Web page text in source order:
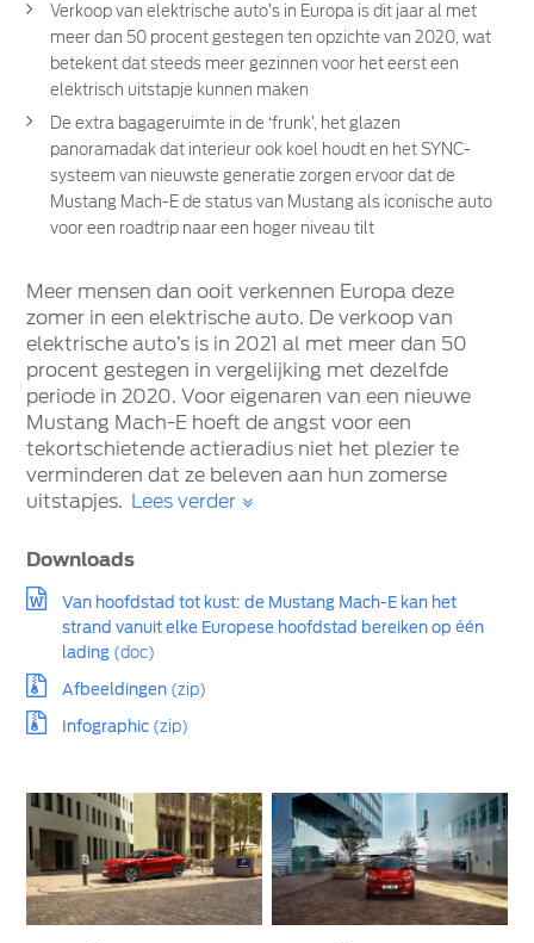
Verkoop van elektrische auto’s in Europa is dit jaar al met
meer dan 50 procent gestegen ten opzichte van 2020, wat
betekent dat steeds meer gezinnen voor het eerst een
elektrisch uitstapje kunnen maken
De extra bagageruimte in de ‘frunk’, het glazen
panoramadak dat interieur ook koel houdt en het SYNC-
systeem van nieuwste generatie zorgen ervoor dat de
Mustang Mach-E de status van Mustang als iconische auto
voor een roadtrip naar een hoger niveau tilt
Meer mensen dan ooit verkennen Europa deze
zomer in een elektrische auto. De verkoop van
elektrische auto’s is in 2021 al met meer dan 50
procent gestegen in vergelijking met dezelfde
periode in 2020. Voor eigenaren van een nieuwe
Mustang Mach-E hoeft de angst voor een
tekortschietende actieradius niet het plezier te
verminderen dat ze beleven aan hun zomerse
uitstapjes. Lees verder
Downloads
Van hoofdstad tot kust: de Mustang Mach-E kan het
strand vanuit elke Europese hoofdstad bereiken op één
lading (doc)
Afbeeldingen (zip)
Infographic (zip)